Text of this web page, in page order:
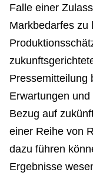
Falle einer
Markbedarfes zu
Pressemitteilung
Erwartungen
Bezug auf
einer Reihe von
dazu führen
Ergebnisse